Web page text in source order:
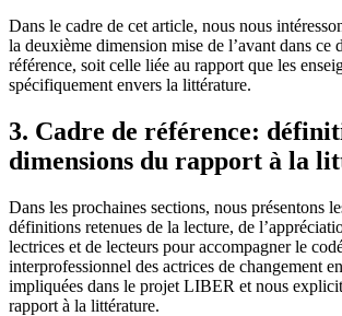
Dans le cadre de cet article, nous nous
la deuxième dimension mise de l’avant dans ce
référence, soit celle liée au rapport que les
spécifiquement envers la littérature.
3. Cadre de référence:
dimensions du rapport à la
Dans les prochaines sections, nous présentons
définitions retenues de la lecture, de
lectrices et de lecteurs pour accompagner le
interprofessionnel des actrices de changement
impliquées dans le projet LIBER et nous
rapport à la littérature.